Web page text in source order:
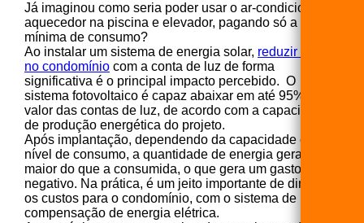
Já imaginou como seria poder usar o ar-condicionado,
aquecedor na piscina e elevador, pagando só a tarifa
mínima de consumo?
Ao instalar um sistema de energia solar, reduzir custos
no condomínio com a conta de luz de forma
significativa é o principal impacto percebido. O
sistema fotovoltaico é capaz abaixar em até 95% do
valor das contas de luz, de acordo com a capacidade
de produção energética do projeto.
Após implantação, dependendo da capacidade e do
nível de consumo, a quantidade de energia gerada é
maior do que a consumida, o que gera um gasto
negativo. Na prática, é um jeito importante de diminuir
os custos para o condomínio, com o sistema de
compensação de energia elétrica.